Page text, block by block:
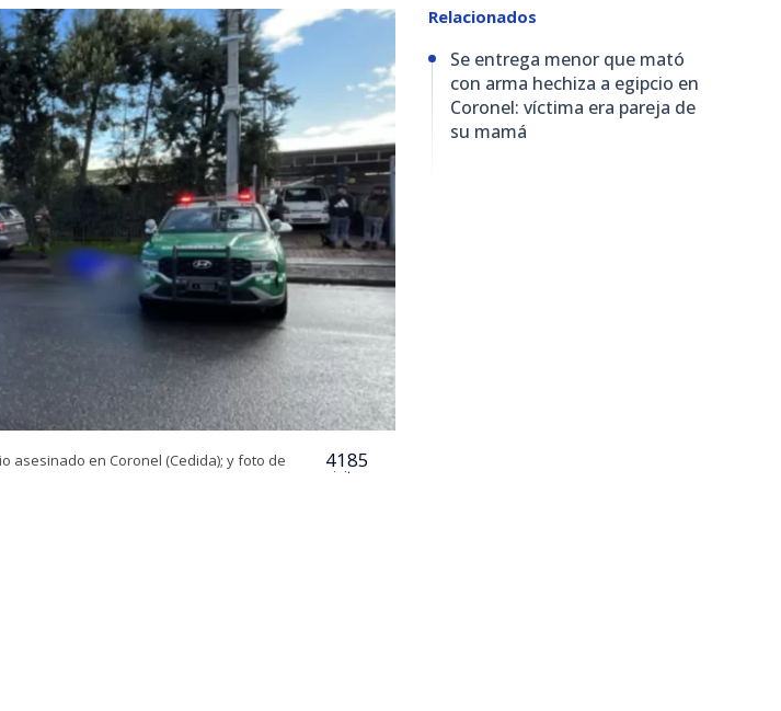
asesinado en Coronel (Cedida); y foto de 4185
visitas
Relacionados
Se entrega menor que mató
con arma hechiza a egipcio en
Coronel: víctima era pareja de
su mamá